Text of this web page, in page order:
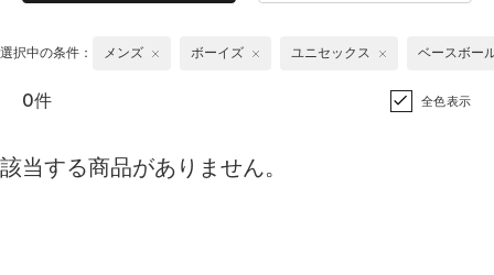
選択中の条件： メンズ ボーイズ ユニセックス ベースボー
0件 全色表示
該当する商品がありません。